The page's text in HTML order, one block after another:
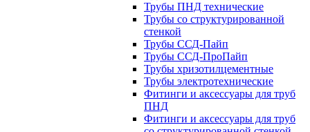
Трубы ПНД технические
Трубы со структурированной
стенкой
Трубы ССД-Пайп
Трубы ССД-ПроПайп
Трубы хризотилцементные
Трубы электротехнические
Фитинги и аксессуары для труб
ПНД
Фитинги и аксессуары для труб